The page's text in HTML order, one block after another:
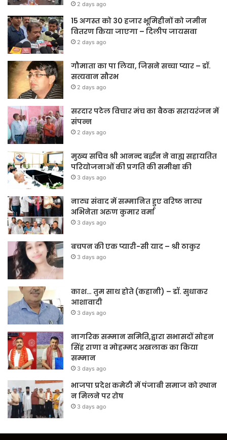
2 days ago
15 अगस्त को 30 हजार भूमिहीनों को जमीन
वितरण किया जाएगा – दिलीप जायसवा
2 days ago
गौमाता का पा लिया, जिसने सच्चा प्यार – डॉ.
सत्यवान सौरभ
2 days ago
सरदार पटेल विचार मंच का बैठक सरायरंजन में
संपन्न
2 days ago
मुख्य सचिव श्री आनन्द बर्द्धन ने वाह्य सहायतित
परियोजनाओं की प्रगति की समीक्षा की
3 days ago
नाट्य संवाद में सम्मानित हुए वरिष्ठ नाट्य
अभिनेता अरुण कुमार वर्मा
3 days ago
बचपन की एक प्यारी-सी याद – श्री ठाकुर
3 days ago
काश… तुम साथ होते (कहानी) – डॉ. सुधाकर
आशावादी
3 days ago
नागरिक सम्मान समिति,द्वारा सभासदों सोहन
सिंह राणा व मोहम्मद अखलाक का किया
सम्मान
3 days ago
भाजपा प्रदेश कमेटी में पंजाबी समाज को स्थान
न मिलने पर रोष
3 days ago